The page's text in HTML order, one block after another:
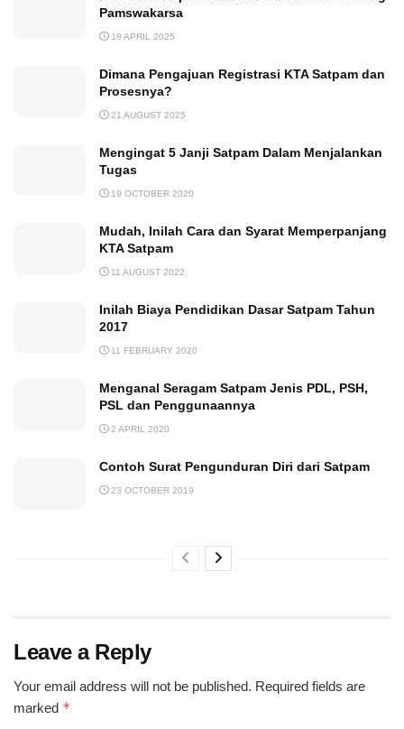
Pamswakarsa
18 APRIL 2025
Dimana Pengajuan Registrasi KTA Satpam dan
Prosesnya?
21 AUGUST 2025
Mengingat 5 Janji Satpam Dalam Menjalankan
Tugas
19 OCTOBER 2020
Mudah, Inilah Cara dan Syarat Memperpanjang
KTA Satpam
11 AUGUST 2022
Inilah Biaya Pendidikan Dasar Satpam Tahun
2017
11 FEBRUARY 2020
Menganal Seragam Satpam Jenis PDL, PSH,
PSL dan Penggunaannya
2 APRIL 2020
Contoh Surat Pengunduran Diri dari Satpam
23 OCTOBER 2019
Leave a Reply
Your email address will not be published. Required fields are
marked *